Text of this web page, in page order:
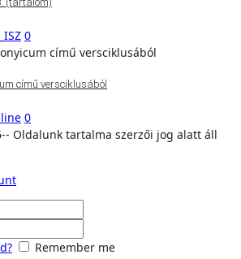
0
című versciklusából
0
Oldalunk tartalma szerzői jog alatt áll
Remember me